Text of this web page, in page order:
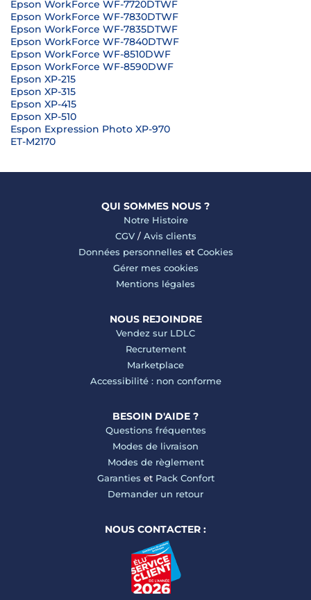
Epson WorkForce WF-7720DTWF
Epson WorkForce WF-7830DTWF
Epson WorkForce WF-7835DTWF
Epson WorkForce WF-7840DTWF
Epson WorkForce WF-8510DWF
Epson WorkForce WF-8590DWF
Epson XP-215
Epson XP-315
Epson XP-415
Epson XP-510
Espon Expression Photo XP-970
ET-M2170
QUI SOMMES NOUS ?
Notre Histoire
CGV/ Avis clients
Données personnelles et Cookies
Gérer mes cookies
Mentions légales
NOUS REJOINDRE
Vendez sur LDLC
Recrutement
Marketplace
Accessibilité : non conforme
BESOIN D'AIDE ?
Questions fréquentes
Modes de livraison
Modes de règlement
Garanties et Pack Confort
Demander un retour
NOUS CONTACTER :